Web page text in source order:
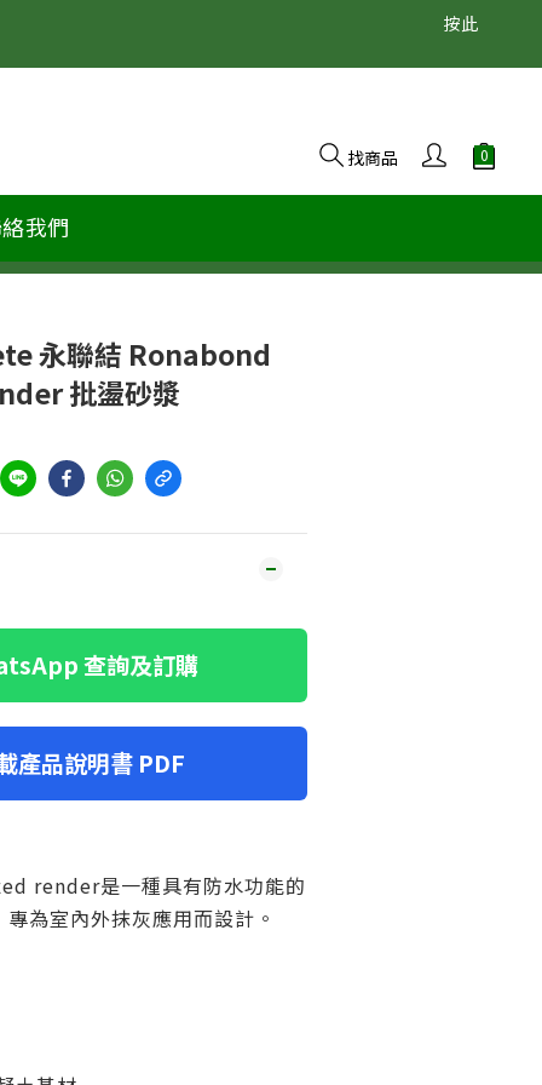
按此
找商品
我們
永聯結 Ronabond
批盪砂漿
查詢及訂購
產品說明書 PDF
render是一種具有防水功能的
為室內外抹灰應用而設計。